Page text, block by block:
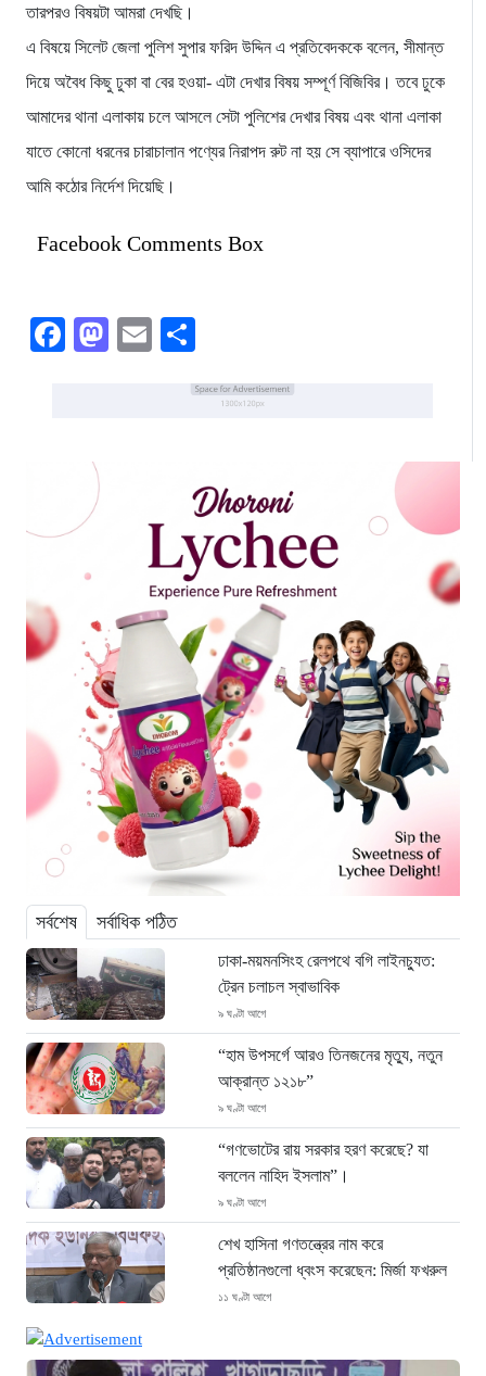
তারপরও বিষয়টা আমরা দেখছি।
এ বিষয়ে সিলেট জেলা পুলিশ সুপার ফরিদ উদ্দিন এ প্রতিবেদককে বলেন, সীমান্ত
দিয়ে অবৈধ কিছু ঢুকা বা বের হওয়া- এটা দেখার বিষয় সম্পূর্ণ বিজিবির। তবে ঢুকে
আমাদের থানা এলাকায় চলে আসলে সেটা পুলিশের দেখার বিষয় এবং থানা এলাকা
যাতে কোনো ধরনের চারাচালান পণ্যের নিরাপদ রুট না হয় সে ব্যাপারে ওসিদের
আমি কঠোর নির্দেশ দিয়েছি।
Facebook Comments Box
Facebook
Mastodon
Email
সর্বশেষ সর্বাধিক পঠিত
ঢাকা-ময়মনসিংহ রেলপথে বগি লাইনচ্যুত:
ট্রেন চলাচল স্বাভাবিক
৯ ঘণ্টা আগে
“হাম উপসর্গে আরও তিনজনের মৃত্যু, নতুন
আক্রান্ত ১২১৮”
৯ ঘণ্টা আগে
“গণভোটের রায় সরকার হরণ করেছে? যা
বললেন নাহিদ ইসলাম”।
৯ ঘণ্টা আগে
শেখ হাসিনা গণতন্ত্রের নাম করে
প্রতিষ্ঠানগুলো ধ্বংস করেছেন: মির্জা ফখরুল
১১ ঘণ্টা আগে
স্কুলে আরও ৭ জনকে হত্যা